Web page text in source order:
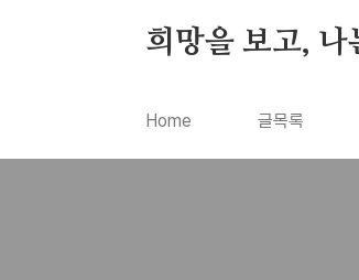
희망을 보고, 나
Home 글목록